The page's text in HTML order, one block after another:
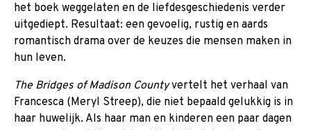
het boek weggelaten en de liefdesgeschiedenis verder
uitgediept. Resultaat: een gevoelig, rustig en aards
romantisch drama over de keuzes die mensen maken in
hun leven.
The Bridges of Madison Countyvertelt het verhaal van
Francesca (Meryl Streep), die niet bepaald gelukkig is in
haar huwelijk. Als haar man en kinderen een paar dagen